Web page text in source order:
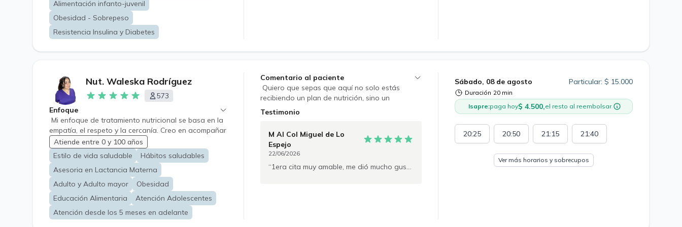
y triglicéridos elevados • Embarazo y lactancia •
Personas físicamente activas que desean optimizar
su rendimiento y composición corporal • Pase para
cirugía bariátrica • SIBO • Certificado nutricional
duradero. Importante: No realizo atención a
pacientes con enfermedad renal.
Alimentación infanto-juvenil
Obesidad - Sobrepeso
Resistencia Insulina y Diabetes
Nut. Waleska Rodríguez
573
Enfoque
Mi enfoque de tratamiento nutricional se basa en la
empatía, el respeto y la cercanía. Creo en acompañar
a cada persona en su proceso de alcanzar sus
objetivos de salud y bienestar, ofreciendo apoyo
constante y personalizado. Juntos, trabajamos de
manera realista y sin juicios, para encontrar
soluciones que se adapten a tus necesidades y estilo
de vida, siempre buscando un equilibrio que te haga
sentir bien y te ayude a lograr lo que te propones.
Atiende entre 0 y 100 años
Estilo de vida saludable
Hábitos saludables
Asesoria en Lactancia Materna
Adulto y Adulto mayor
Obesidad
Educación Alimentaria
Atención Adolescentes
Atención desde los 5 meses en adelante
Sábado, 08 de agosto
Duración 20 min
Particular: $ 15.000
Isapre:paga hoy$ 4.500,el resto al reembolsar
20:25 20:50 21:15 21:40
Ver más horarios y sobrecupos
Comentario al paciente
Quiero que sepas que aquí no solo estás
recibiendo un plan de nutrición, sino un
acompañamiento personalizado en cada paso
necesidades y buscando soluciones que se
adapten a ti y a tu vida diaria. Juntos podemos
lograr los objetivos que te has propuesto, sin
prisas ni presiones, solo con el compromiso de
Testimonio
M AI Col Miguel de Lo
Espejo
22/06/2026
1era cita muy amable, me dió mucho gusto